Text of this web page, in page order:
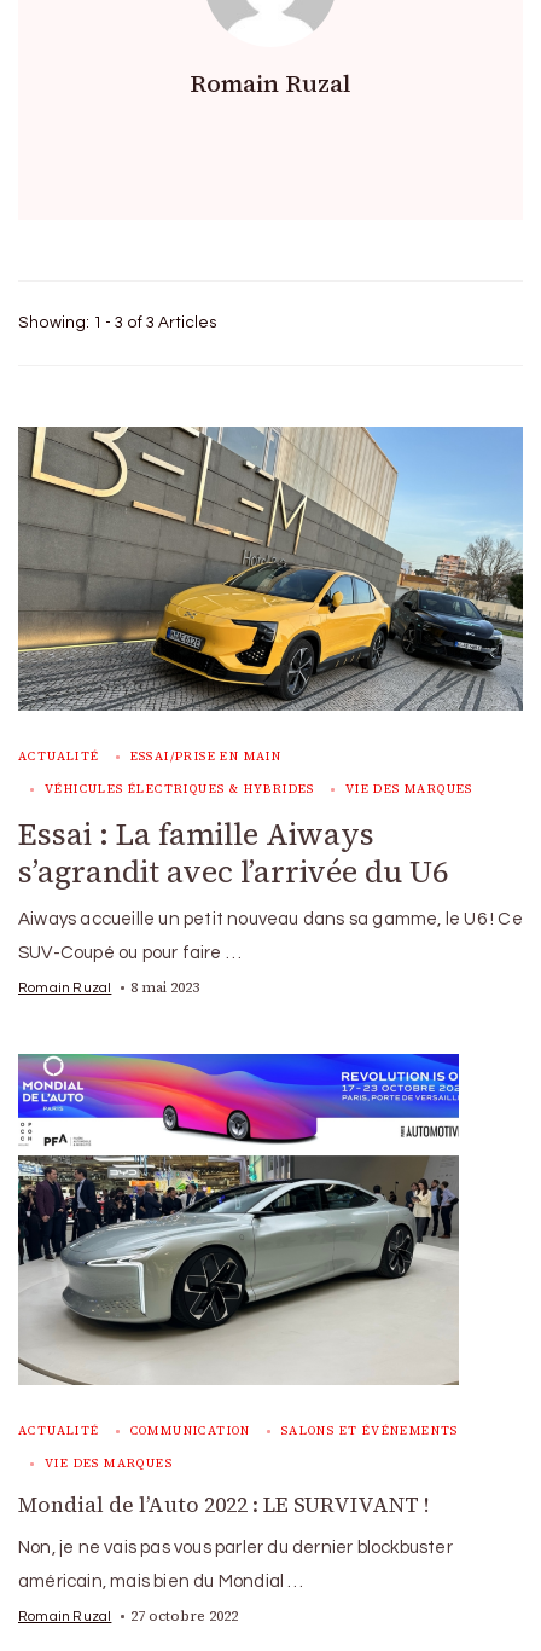
Romain Ruzal
Showing: 1 - 3 of 3 Articles
ACTUALITÉ ESSAI/PRISE EN MAIN
VÉHICULES ÉLECTRIQUES & HYBRIDES VIE DES MARQUES
Essai : La famille Aiways
s’agrandit avec l’arrivée du U6
Aiways accueille un petit nouveau dans sa gamme, le U6 ! Ce
SUV-Coupé ou pour faire …
Romain Ruzal 8 mai 2023
ACTUALITÉ COMMUNICATION SALONS ET ÉVÉNEMENTS
VIE DES MARQUES
Mondial de l’Auto 2022 : LE SURVIVANT !
Non, je ne vais pas vous parler du dernier blockbuster
américain, mais bien du Mondial …
Romain Ruzal 27 octobre 2022